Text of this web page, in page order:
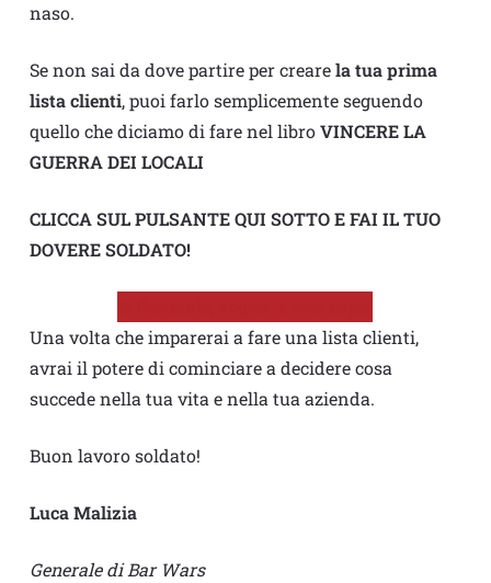
naso.
Se non sai da dove partire per crearela tua prima
lista clienti, puoi farlo semplicemente seguendo
quello che diciamo di fare nel libroVINCERE LA
GUERRA DEI LOCALI
CLICCA SUL PULSANTE QUI SOTTO E FAI IL TUO
DOVERE SOLDATO!
Una volta che imparerai a fare una lista clienti,
avrai il potere di cominciare a decidere cosa
succede nella tua vita e nella tua azienda.
Buon lavoro soldato!
Luca Malizia
Generale di Bar Wars